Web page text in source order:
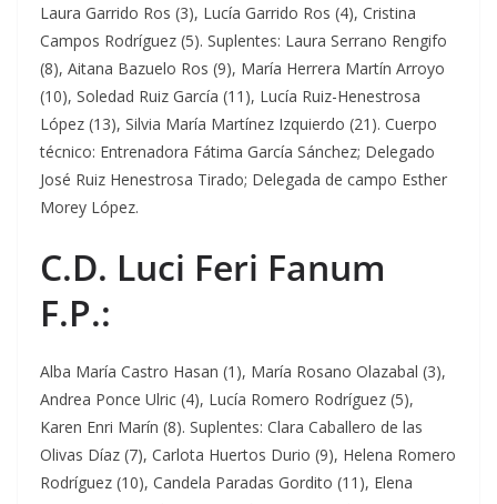
Laura Garrido Ros (3), Lucía Garrido Ros (4), Cristina
Campos Rodríguez (5). Suplentes: Laura Serrano Rengifo
(8), Aitana Bazuelo Ros (9), María Herrera Martín Arroyo
(10), Soledad Ruiz García (11), Lucía Ruiz-Henestrosa
López (13), Silvia María Martínez Izquierdo (21). Cuerpo
técnico: Entrenadora Fátima García Sánchez; Delegado
José Ruiz Henestrosa Tirado; Delegada de campo Esther
Morey López.
C.D. Luci Feri Fanum
F.P.:
Alba María Castro Hasan (1), María Rosano Olazabal (3),
Andrea Ponce Ulric (4), Lucía Romero Rodríguez (5),
Karen Enri Marín (8). Suplentes: Clara Caballero de las
Olivas Díaz (7), Carlota Huertos Durio (9), Helena Romero
Rodríguez (10), Candela Paradas Gordito (11), Elena